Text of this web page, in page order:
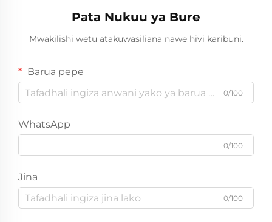
Pata Nukuu ya Bure
Mwakilishi wetu atakuwasiliana nawe hivi karibuni.
Barua pepe
0/100
WhatsApp
0/100
Jina
0/100